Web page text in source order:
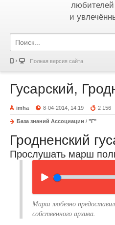
любителей
и
Полная версия сайта
Гусарский,
imha 8-04-2014, 14:19 2 156
База знаний Ассоциации / "Г"
Гродненский
Прослушать марш
Марш любезно предоставил
собственного архива.